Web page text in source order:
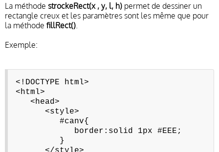
La méthode strockeRect(x , y, l, h) permet de dessiner un
rectangle creux et les paramètres sont les même que pour
la méthode fillRect().
Exemple:
<!DOCTYPE html>
<html>
<head>
<style>
#canv{
border:solid 1px #EEE;
}